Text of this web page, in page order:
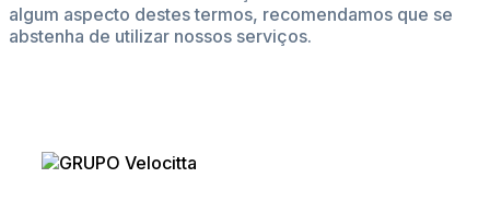
algum aspecto destes termos, recomendamos que se
abstenha de utilizar nossos serviços.